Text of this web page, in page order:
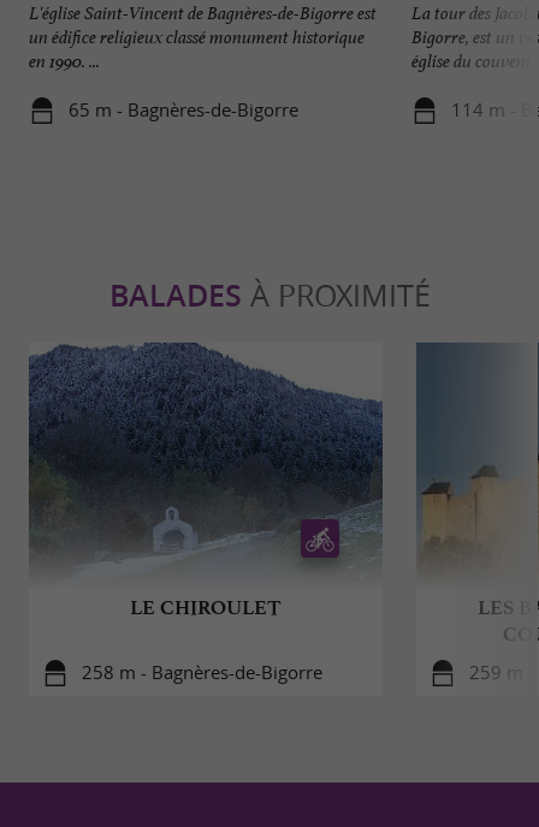
L'église Saint-Vincent de Bagnères-de-Bigorre est
un édifice religieux classé monument historique
en 1990. ...
65 m - Bagnères-de-Bigorre
La tour des
Bigorre, est un
église du couvent
114 m -
BALADES À PROXIMITÉ
LE CHIROULET
258 m - Bagnères-de-Bigorre
LES
259 m -